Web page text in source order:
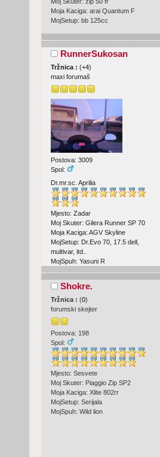
Moja Kaciga: arai Quantum F
MojSetup: bb 125cc
RunnerSukosan
Tržnica : (+4)
maxi forumaš
Postova: 3009
Spol:
Dr.mr.sc. Aprilia
Mjesto: Zadar
Moj Skuter: Gilera Runner SP 70
Moja Kaciga: AGV Skyline
MojSetup: Dr.Evo 70, 17.5 dell,
multivar, itd..
MojSpuh: Yasuni R
Shokre.
Tržnica : (0)
forumski skejter
Postova: 198
Spol:
Mjesto: Sesvete
Moj Skuter: Piaggio Zip SP2
Moja Kaciga: Xlite 802rr
MojSetup: Serijala
MojSpuh: Wild lion